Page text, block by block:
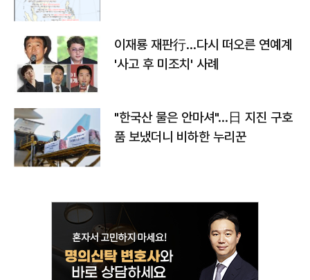
이재룡 재판行…다시 떠오른 연예계
'사고 후 미조치' 사례
"한국산 물은 안마셔"…日 지진 구호
품 보냈더니 비하한 누리꾼